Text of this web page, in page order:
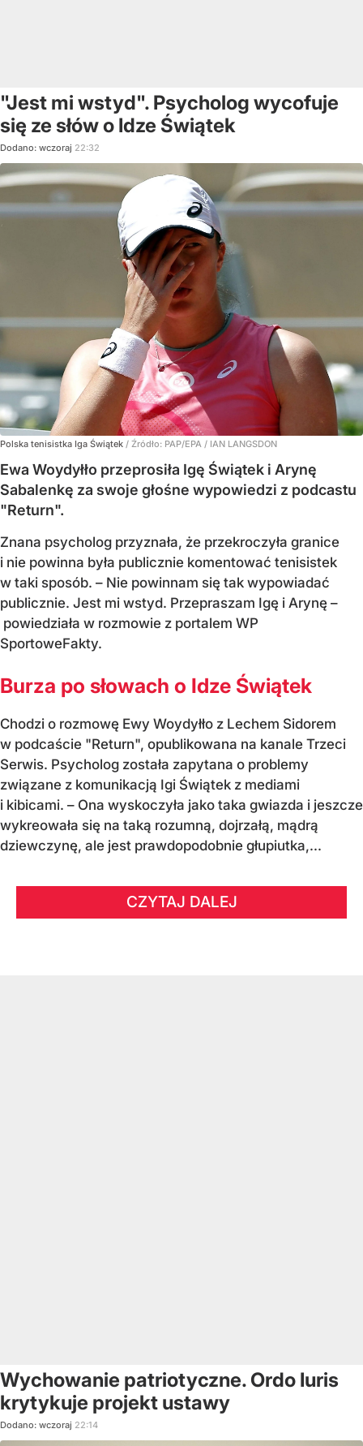
"Jest mi wstyd". Psycholog wycofuje
się ze słów o Idze Świątek
Dodano: wczoraj 22:32
Polska tenisistka Iga Świątek / Źródło: PAP/EPA / IAN LANGSDON
Ewa Woydyłło przeprosiła Igę Świątek i Arynę
Sabalenkę za swoje głośne wypowiedzi z podcastu
"Return".
Znana psycholog przyznała, że przekroczyła granice
i nie powinna była publicznie komentować tenisistek
w taki sposób. – Nie powinnam się tak wypowiadać
publicznie. Jest mi wstyd. Przepraszam Igę i Arynę –
powiedziała w rozmowie z portalem WP
SportoweFakty.
Burza po słowach o Idze Świątek
Chodzi o rozmowę Ewy Woydyłło z Lechem Sidorem
w podcaście "Return", opublikowana na kanale Trzeci
Serwis. Psycholog została zapytana o problemy
związane z komunikacją Igi Świątek z mediami
i kibicami. – Ona wyskoczyła jako taka gwiazda i jeszcze
wykreowała się na taką rozumną, dojrzałą, mądrą
dziewczynę, ale jest prawdopodobnie głupiutka,...
CZYTAJ DALEJ
Wychowanie patriotyczne. Ordo Iuris
krytykuje projekt ustawy
Dodano: wczoraj 22:14